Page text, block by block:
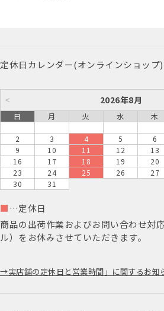
定休日カレンダー(オンラインショップ)
< 2026年8月
日 月 火 水 木
2
3 4 5 6
9
10 11 12 13
16
17 18 19 20
23
24 25 26 27
30
31
■ …定休日
商品の出荷作業およびお問い合わせ対
ル）をお休みさせていただきます。
実店舗の定休日と営業時間」に関するお知